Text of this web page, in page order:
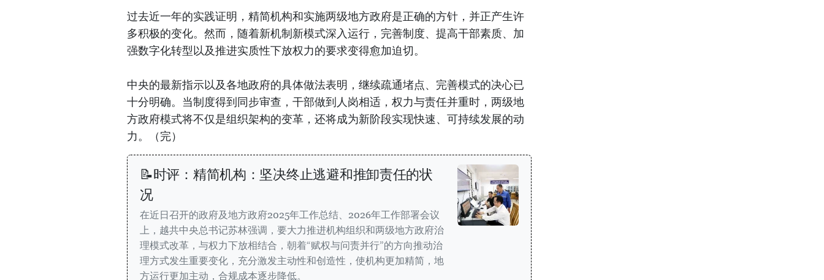
过去近一年的实践证明，精简机构和实施两级地方政府是正确的方针，并正产生许
多积极的变化。然而，随着新机制新模式深入运行，完善制度、提高干部素质、加
强数字化转型以及推进实质性下放权力的要求变得愈加迫切。
中央的最新指示以及各地政府的具体做法表明，继续疏通堵点、完善模式的决心已
十分明确。当制度得到同步审查，干部做到人岗相适，权力与责任并重时，两级地
方政府模式将不仅是组织架构的变革，还将成为新阶段实现快速、可持续发展的动
力。（完）
📝时评：精简机构：坚决终止逃避和推卸责任的状
况
在近日召开的政府及地方政府2025年工作总结、2026年工作部署会议
上，越共中央总书记苏林强调，要大力推进机构组织和两级地方政府治
理模式改革，与权力下放相结合，朝着“赋权与问责并行”的方向推动治
理方式发生重要变化，充分激发主动性和创造性，使机构更加精简，地
方运行更加主动，合规成本逐步降低。